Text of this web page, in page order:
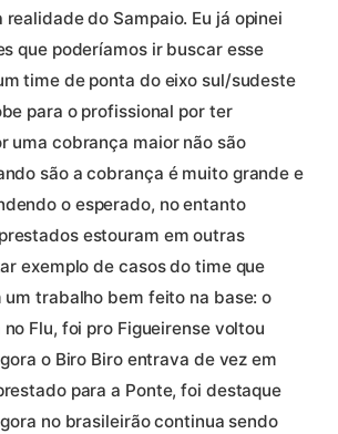
do Sampaio. Eu já opinei
que poderíamos ir buscar esse
time de ponta do eixo sul/sudeste
para o profissional por ter
uma cobrança maior não são
são a cobrança é muito grande e
o esperado, no entanto
estouram em outras
exemplo de casos do time que
trabalho bem feito na base: o
Flu, foi pro Figueirense voltou
o Biro Biro entrava de vez em
para a Ponte, foi destaque
no brasileirão continua sendo